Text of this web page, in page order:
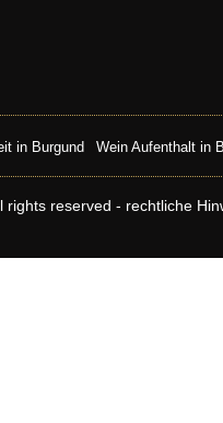
in Burgund Wein Aufenthalt in
rights reserved - rechtliche